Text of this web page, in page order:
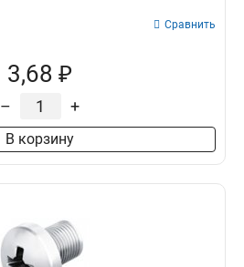
Сравнить
3,68 ₽
– +
В корзину